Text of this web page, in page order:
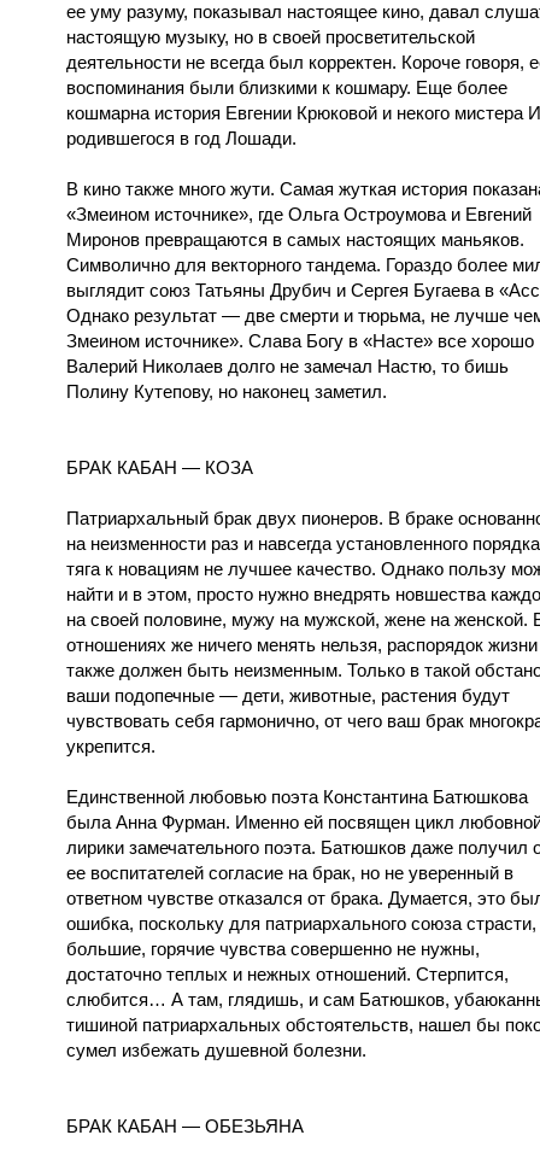
ее уму разуму, показывал настоящее кино, давал
настоящую музыку, но в своей просветительской
деятельности не всегда был корректен. Короче говоря,
воспоминания были близкими к кошмару. Еще более
кошмарна история Евгении Крюковой и некого мистера
родившегося в год Лошади.
В кино также много жути. Самая жуткая история
«Змеином источнике», где Ольга Остроумова и Евгений
Миронов превращаются в самых настоящих маньяков.
Символично для векторного тандема. Гораздо более
выглядит союз Татьяны Друбич и Сергея Бугаева в
Однако результат — две смерти и тюрьма, не лучше
Змеином источнике». Слава Богу в «Насте» все хорошо
Валерий Николаев долго не замечал Настю, то бишь
Полину Кутепову, но наконец заметил.
БРАК КАБАН — КОЗА
Патриархальный брак двух пионеров. В браке
на неизменности раз и навсегда установленного
тяга к новациям не лучшее качество. Однако пользу
найти и в этом, просто нужно внедрять новшества
на своей половине, мужу на мужской, жене на женской.
отношениях же ничего менять нельзя, распорядок жизни
также должен быть неизменным. Только в такой
ваши подопечные — дети, животные, растения будут
чувствовать себя гармонично, от чего ваш брак
укрепится.
Единственной любовью поэта Константина Батюшкова
была Анна Фурман. Именно ей посвящен цикл
лирики замечательного поэта. Батюшков даже получил
ее воспитателей согласие на брак, но не уверенный в
ответном чувстве отказался от брака. Думается, это
ошибка, поскольку для патриархального союза страсти,
большие, горячие чувства совершенно не нужны,
достаточно теплых и нежных отношений. Стерпится,
слюбится… А там, глядишь, и сам Батюшков,
тишиной патриархальных обстоятельств, нашел бы
сумел избежать душевной болезни.
БРАК КАБАН — ОБЕЗЬЯНА